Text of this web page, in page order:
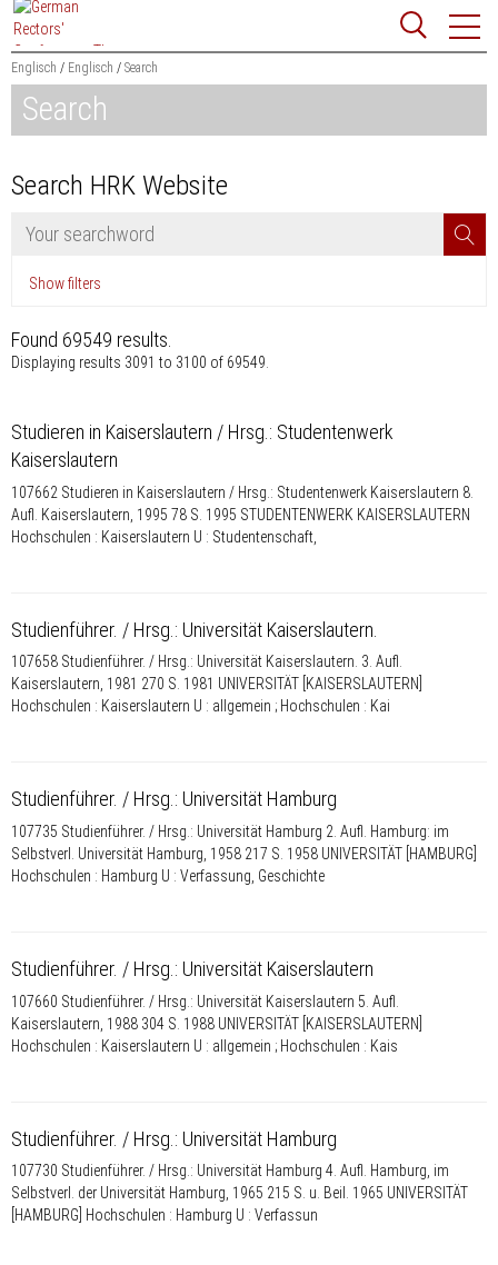
Jump
to
content
Website
search
Englisch Englisch Search
Search
Search HRK Website
Searchword
Show filters
Found 69549 results
Displaying results 3091 to 3100 of 69549.
Studieren in Kaiserslautern / Hrsg.: Studentenwerk
Kaiserslautern
107662 Studieren in Kaiserslautern / Hrsg.: Studentenwerk Kaiserslautern 8.
Aufl. Kaiserslautern, 1995 78 S. 1995 STUDENTENWERK KAISERSLAUTERN
Hochschulen : Kaiserslautern U : Studentenschaft,
Studienführer. / Hrsg.: Universität Kaiserslautern.
107658 Studienführer. / Hrsg.: Universität Kaiserslautern. 3. Aufl.
Kaiserslautern, 1981 270 S. 1981 UNIVERSITÄT [KAISERSLAUTERN]
Hochschulen : Kaiserslautern U : allgemein ; Hochschulen : Kai
Studienführer. / Hrsg.: Universität Hamburg
107735 Studienführer. / Hrsg.: Universität Hamburg 2. Aufl. Hamburg: im
Selbstverl. Universität Hamburg, 1958 217 S. 1958 UNIVERSITÄT [HAMBURG]
Hochschulen : Hamburg U : Verfassung, Geschichte
Studienführer. / Hrsg.: Universität Kaiserslautern
107660 Studienführer. / Hrsg.: Universität Kaiserslautern 5. Aufl.
Kaiserslautern, 1988 304 S. 1988 UNIVERSITÄT [KAISERSLAUTERN]
Hochschulen : Kaiserslautern U : allgemein ; Hochschulen : Kais
Studienführer. / Hrsg.: Universität Hamburg
107730 Studienführer. / Hrsg.: Universität Hamburg 4. Aufl. Hamburg, im
Selbstverl. der Universität Hamburg, 1965 215 S. u. Beil. 1965 UNIVERSITÄT
[HAMBURG] Hochschulen : Hamburg U : Verfassun